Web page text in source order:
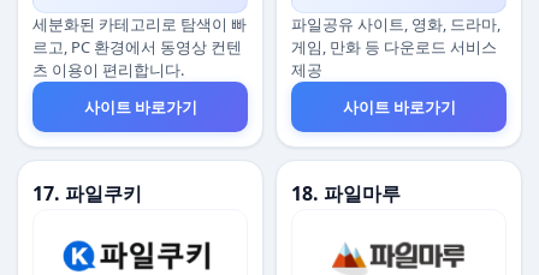
세분화된 카테고리로 탐색이 빠
르고, PC 환경에서 동영상 컨텐
츠 이용이 편리합니다.
사이트 바로가기
파일공유 사이트, 영화, 드라마,
게임, 만화 등 다운로드 서비스
제공
사이트 바로가기
17. 파일쿠키 18. 파일마루